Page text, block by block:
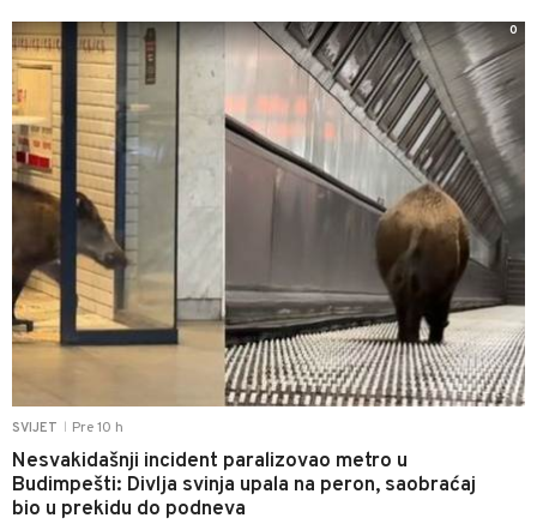
SVIJET Pre 10 h
Nesvakidašnji incident paralizovao metro u
Budimpešti: Divlja svinja upala na peron, saobraćaj
bio u prekidu do podneva
0